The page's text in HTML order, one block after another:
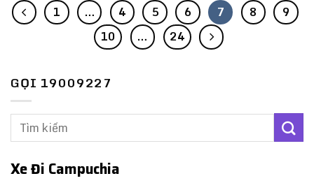
1 … 4 5 6 7 8
9
10
… 24
GỌI 19009227
Xe Đi Campuchia